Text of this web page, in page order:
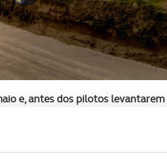
e, antes dos pilotos levantarem
da prova
e quem são os pilotos e